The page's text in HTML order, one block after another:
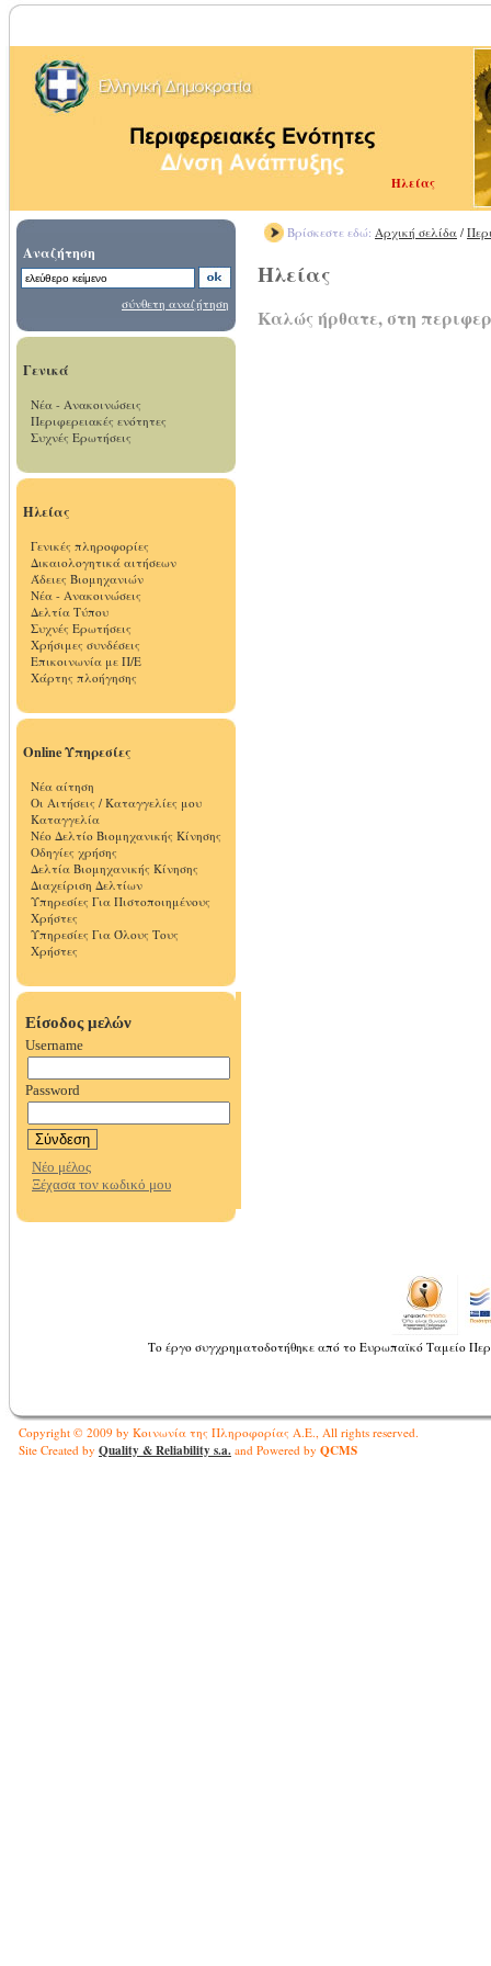
Ηλείας
Αναζήτηση
σύνθετη αναζήτηση
Γενικά
Νέα - Ανακοινώσεις
Περιφερειακές ενότητες
Συχνές Ερωτήσεις
Ηλείας
Γενικές πληροφορίες
Δικαιολογητικά αιτήσεων
Άδειες Βιομηχανιών
Νέα - Ανακοινώσεις
Δελτία Τύπου
Συχνές Ερωτήσεις
Χρήσιμες συνδέσεις
Επικοινωνία με Π/Ε
Χάρτης πλοήγησης
Online Υπηρεσίες
Νέα αίτηση
Οι Αιτήσεις / Καταγγελίες μου
Καταγγελία
Νέο Δελτίο Βιομηχανικής Κίνησης
Οδηγίες χρήσης
Δελτία Βιομηχανικής Κίνησης
Διαχείριση Δελτίων
Υπηρεσίες Για Πιστοποιημένους
Χρήστες
Υπηρεσίες Για Όλους Τους
Χρήστες
Βρίσκεστε εδώ: Αρχική σελίδα /
Ηλείας
Καλώς ήρθατε, στη
Το έργο συγχρηματοδοτήθηκε από το Ευρωπαϊκό Ταμείο
Copyright © 2009 by Κοινωνία της Πληροφορίας Α.Ε., All rights reserved.
Site Created by Quality & Reliability s.a. and Powered by QCMS